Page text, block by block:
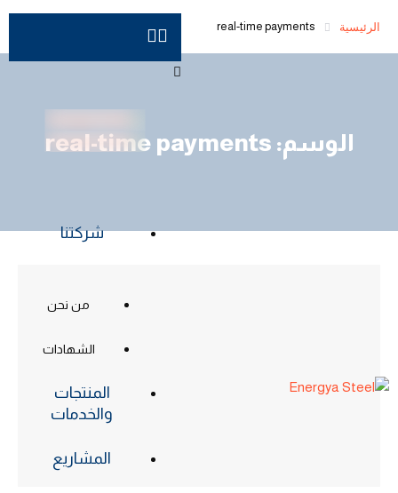
شركتنا
من نحن
الشهادات
المنتجات
والخدمات
المشاريع
الرئيسية real-time payments
الوسم: real-time payments